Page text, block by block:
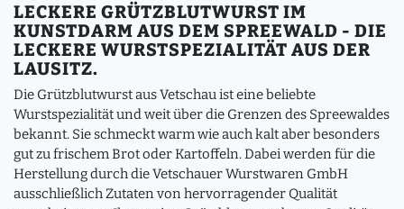
LECKERE GRÜTZBLUTWURST IM
KUNSTDARM AUS DEM SPREEWALD - DIE
LECKERE WURSTSPEZIALITÄT AUS DER
LAUSITZ.
Die Grützblutwurst aus Vetschau ist eine beliebte
Wurstspezialität und weit über die Grenzen des Spreewaldes
bekannt. Sie schmeckt warm wie auch kalt aber besonders
gut zu frischem Brot oder Kartoffeln. Dabei werden für die
Herstellung durch die Vetschauer Wurstwaren GmbH
ausschließlich Zutaten von hervorragender Qualität